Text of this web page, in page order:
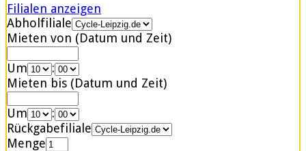
Filialen anzeigen
Abholfiliale
Mieten von (Datum und Zeit)
Um
:
Mieten bis (Datum und Zeit)
Um
:
Rückgabefiliale
Menge